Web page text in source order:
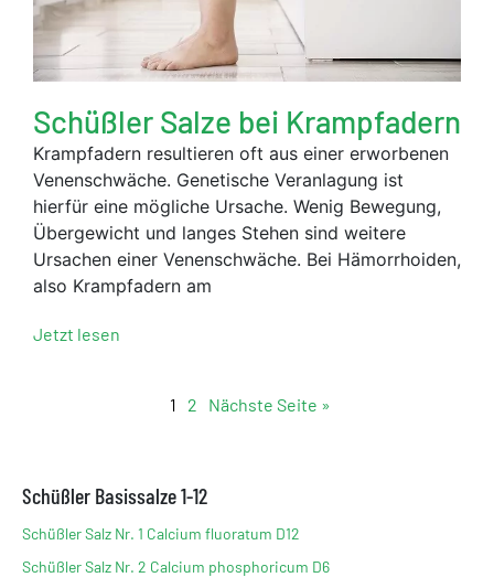
Schüßler Salze bei Krampfadern
Krampfadern resultieren oft aus einer erworbenen
Venenschwäche. Genetische Veranlagung ist
hierfür eine mögliche Ursache. Wenig Bewegung,
Übergewicht und langes Stehen sind weitere
Ursachen einer Venenschwäche. Bei Hämorrhoiden,
also Krampfadern am
Jetzt lesen
1 2 Nächste Seite »
Schüßler Basissalze 1-12
Schüßler Salz Nr. 1 Calcium fluoratum D12
Schüßler Salz Nr. 2 Calcium phosphoricum D6